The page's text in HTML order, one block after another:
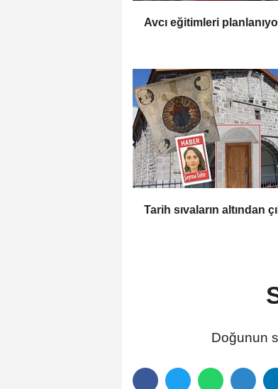
Avcı eğitimleri
Tarih sıvaların altından
Doğunun